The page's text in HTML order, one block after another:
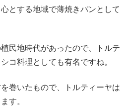
とする地域で薄焼きパンとして
民地時代があったので、トルテ
コ料理としても有名ですね。
巻いたもので、トルティーヤは
す。